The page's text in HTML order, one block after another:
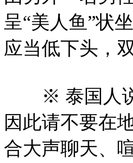
呈“美人鱼”状
应当低下头，
※ 泰国人说
因此请不要在
合大声聊天、